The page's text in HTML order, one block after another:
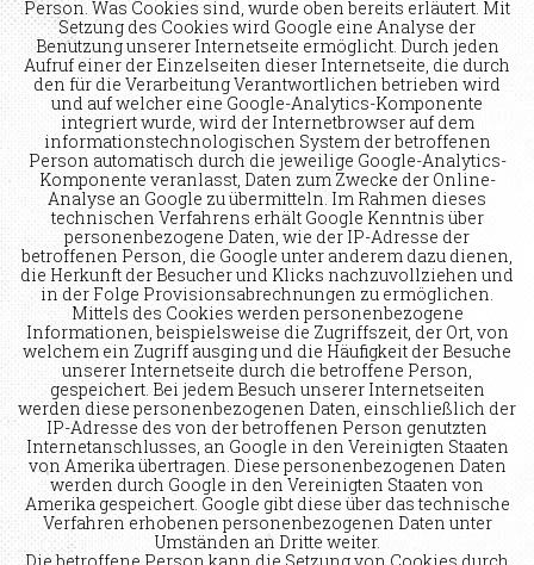
Person. Was Cookies sind, wurde oben bereits erläutert. Mit
Setzung des Cookies wird Google eine Analyse der
Benutzung unserer Internetseite ermöglicht. Durch jeden
Aufruf einer der Einzelseiten dieser Internetseite, die durch
den für die Verarbeitung Verantwortlichen betrieben wird
und auf welcher eine Google-Analytics-Komponente
integriert wurde, wird der Internetbrowser auf dem
informationstechnologischen System der betroffenen
Person automatisch durch die jeweilige Google-Analytics-
Komponente veranlasst, Daten zum Zwecke der Online-
Analyse an Google zu übermitteln. Im Rahmen dieses
technischen Verfahrens erhält Google Kenntnis über
personenbezogene Daten, wie der IP-Adresse der
betroffenen Person, die Google unter anderem dazu dienen,
die Herkunft der Besucher und Klicks nachzuvollziehen und
in der Folge Provisionsabrechnungen zu ermöglichen.
Mittels des Cookies werden personenbezogene
Informationen, beispielsweise die Zugriffszeit, der Ort, von
welchem ein Zugriff ausging und die Häufigkeit der Besuche
unserer Internetseite durch die betroffene Person,
gespeichert. Bei jedem Besuch unserer Internetseiten
werden diese personenbezogenen Daten, einschließlich der
IP-Adresse des von der betroffenen Person genutzten
Internetanschlusses, an Google in den Vereinigten Staaten
von Amerika übertragen. Diese personenbezogenen Daten
werden durch Google in den Vereinigten Staaten von
Amerika gespeichert. Google gibt diese über das technische
Verfahren erhobenen personenbezogenen Daten unter
Umständen an Dritte weiter.